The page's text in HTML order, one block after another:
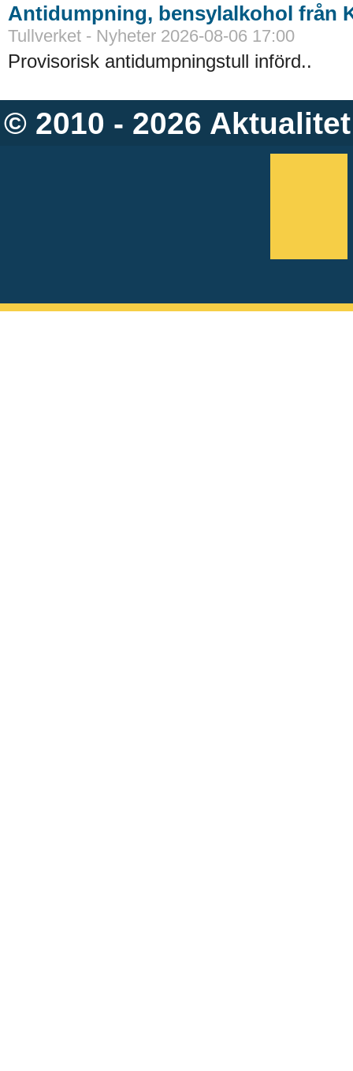
Antidumpning, bensylalkohol från
Tullverket - Nyheter 2026-08-06 17:00
Provisorisk antidumpningstull införd..
© 2010 - 2026 Aktualitet